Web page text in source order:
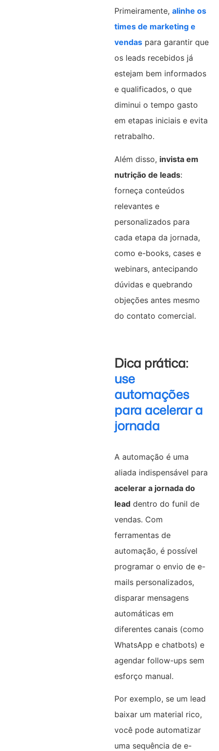
Primeiramente, alinhe os
times de marketing e
vendaspara garantir que
os leads recebidos já
estejam bem informados
e qualificados, o que
diminui o tempo gasto
em etapas iniciais e evita
retrabalho.
Além disso, invista em
nutrição de leads:
forneça conteúdos
relevantes e
personalizados para
cada etapa da jornada,
como e-books, cases e
webinars, antecipando
dúvidas e quebrando
objeções antes mesmo
do contato comercial.
Dica prática:
use
automações
para acelerar a
jornada
A automação é uma
aliada indispensável para
acelerar a jornada do
leaddentro do funil de
vendas. Com
ferramentas de
automação, é possível
programar o envio de e-
mails personalizados,
disparar mensagens
automáticas em
diferentes canais (como
WhatsApp e chatbots) e
agendar follow-ups sem
esforço manual.
Por exemplo, se um lead
baixar um material rico,
você pode automatizar
uma sequência de e-